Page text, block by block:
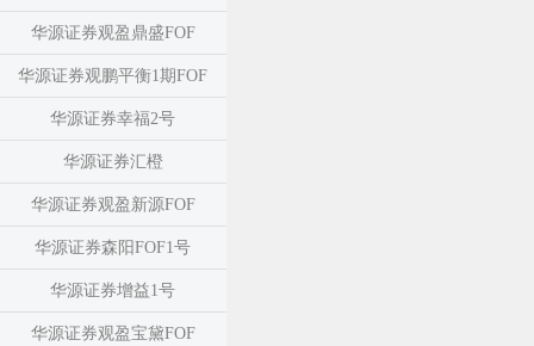
华源证券观盈鼎盛FOF
华源证券观鹏平衡1期FOF
华源证券幸福2号
华源证券汇橙
华源证券观盈新源FOF
华源证券森阳FOF1号
华源证券增益1号
华源证券观盈宝黛FOF